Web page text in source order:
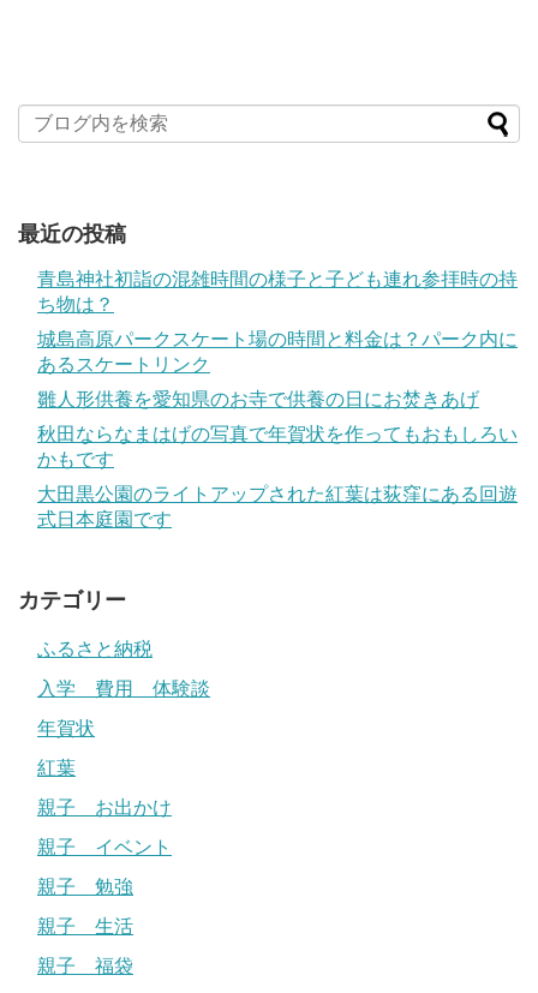
最近の投稿
青島神社初詣の混雑時間の様子と子ども連れ参拝時の持
ち物は？
城島高原パークスケート場の時間と料金は？パーク内に
あるスケートリンク
雛人形供養を愛知県のお寺で供養の日にお焚きあげ
秋田ならなまはげの写真で年賀状を作ってもおもしろい
かもです
大田黒公園のライトアップされた紅葉は荻窪にある回遊
式日本庭園です
カテゴリー
ふるさと納税
入学 費用 体験談
年賀状
紅葉
親子 お出かけ
親子 イベント
親子 勉強
親子 生活
親子 福袋